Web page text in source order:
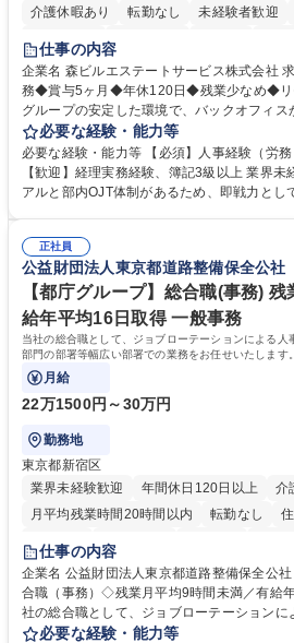
介護休暇あり 転勤なし 未経験者歓迎
経験者歓迎
完全週休2日制
交通費支給 長期歓迎
仕事の内容
企業名 森ビルエステートサービス株式会社 求人名 【森ビルG】人事・総
務◆賞与5ヶ月◆年休120日◆残業少なめ◆リモート可 仕事
グループの安定した環境で、バックオフィ
をお任せします。 労務と総務の業務をバラン
度改定などのコア業務にも挑戦できる、やりがい
理、給与計算、社会保険手続き、年末調整
き、社内規定の改定や人事制度改定などのコ
は部内のOJTを中心に、あなたの経験に合
でも質問・相談できる環境が整っているため
集職種 【森ビルG】人事・総務◆賞与5ヶ
リモート可
必要な経験・能力等
必要な経験・能力等 【必須】人事経験（労
【歓迎】経理実務経験、簿記3級以上 業界
アルと部内OJT体制があるため、即戦力とし
ます。定型業務に留まらず、社内規定や人
務に挑戦できるため、自身の成長と組織への
きます。 残業少なめ、週1日リモート可など
ち長期活躍できる環境です。 「これまでの
キャリアを築きたい」という前向きな意欲と
歴・資格 学歴：大学院 大学 高専 短大 専修
簿記検定1級 日商簿記検定2級 日商簿記検定
正社員
公益財団法人東京都道路整備保全公社
【都庁グループ】総合職(事務)
給年平均16日取得 一般事務
当社の総合職として、ジョブローテーションによる人
部門の部署等幅広い部署での業務をお任せいたします
ております！ ※下記業務詳細
月給
22万1500円～30万円
勤務地
東京都新宿区
業界未経験歓迎
年間休日120日以上
介
月平均残業時間20時間以内
転勤なし
研修あり
退職金あり
駅近5分以内
資格取得手当あり 食事補
仕事の内容
企業名 公益財団法人東京都道路整備保全公社 求人名 【都庁グループ】
合職（事務）◇残業月平均9時間未満／有給年平均16日
社の総合職として、ジョブローテーション
等のフロント部門の部署等幅広い部署での業
必要な経験・能力等